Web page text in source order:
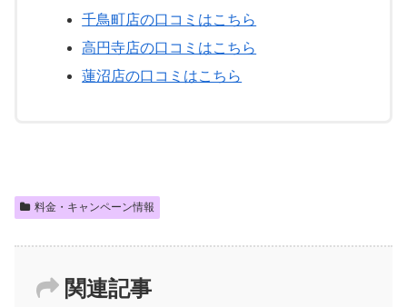
千鳥町店の口コミはこちら
高円寺店の口コミはこちら
蓮沼店の口コミはこちら
料金・キャンペーン情報
関連記事